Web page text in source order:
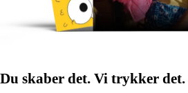
Du skaber det. Vi trykker det.